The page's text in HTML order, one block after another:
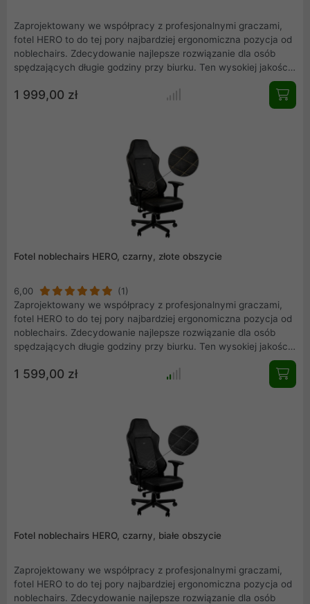
Zaprojektowany we współpracy z profesjonalnymi graczami,
fotel HERO to do tej pory najbardziej ergonomiczna pozycja od
noblechairs. Zdecydowanie najlepsze rozwiązanie dla osób
spędzających długie godziny przy biurku. Ten wysokiej jakości
fotel korzysta ze zintegrowanej technologii regulacji podparcia
dla lędźwi dzięki czemu można go w pełni dostosować do
indywidualnych potrzeb. Ten model HERO to wersja czarna ze
1 999,00 zł
Fotel noblechairs HERO, czarny, złote obszycie
6,00
(1)
Zaprojektowany we współpracy z profesjonalnymi graczami,
fotel HERO to do tej pory najbardziej ergonomiczna pozycja od
noblechairs. Zdecydowanie najlepsze rozwiązanie dla osób
spędzających długie godziny przy biurku. Ten wysokiej jakości
fotel korzysta ze zintegrowanej technologii regulacji podparcia
dla lędźwi dzięki czemu można go w pełni dostosować do
indywidualnych potrzeb. Ten model HERO to wersja czarna ze
1 599,00 zł
Fotel noblechairs HERO, czarny, białe obszycie
Zaprojektowany we współpracy z profesjonalnymi graczami,
fotel HERO to do tej pory najbardziej ergonomiczna pozycja od
noblechairs. Zdecydowanie najlepsze rozwiązanie dla osób